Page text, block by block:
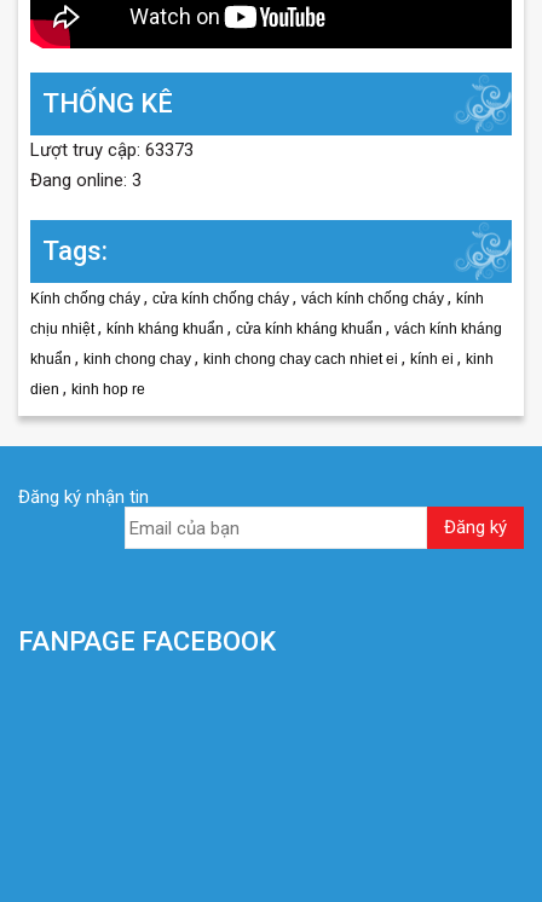
THỐNG KÊ
Lượt truy cập: 63373
Đang online: 3
Tags:
Kính chống cháy , cửa kính chống cháy , vách kính chống cháy , kính
chịu nhiệt, kính kháng khuẩn , cửa kính kháng khuẩn , vách kính kháng
khuẩn , kinh chong chay , kinh chong chay cach nhiet ei , kính ei , kinh
dien , kinh hop re
Đăng ký nhận tin
FANPAGE FACEBOOK